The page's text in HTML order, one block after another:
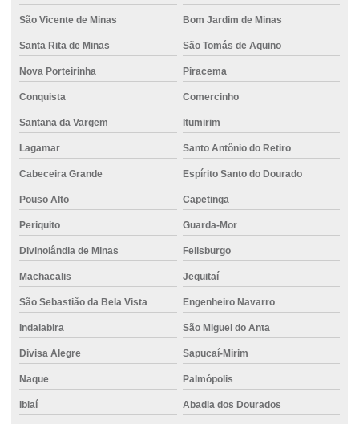
São Vicente de Minas Bom Jardim de Minas
Santa Rita de Minas São Tomás de Aquino
Nova Porteirinha Piracema
Conquista Comercinho
Santana da Vargem Itumirim
Lagamar Santo Antônio do Retiro
Cabeceira Grande Espírito Santo do Dourado
Pouso Alto Capetinga
Periquito Guarda-Mor
Divinolândia de Minas Felisburgo
Machacalis Jequitaí
São Sebastião da Bela Vista Engenheiro Navarro
Indaiabira São Miguel do Anta
Divisa Alegre Sapucaí-Mirim
Naque Palmópolis
Ibiaí Abadia dos Dourados